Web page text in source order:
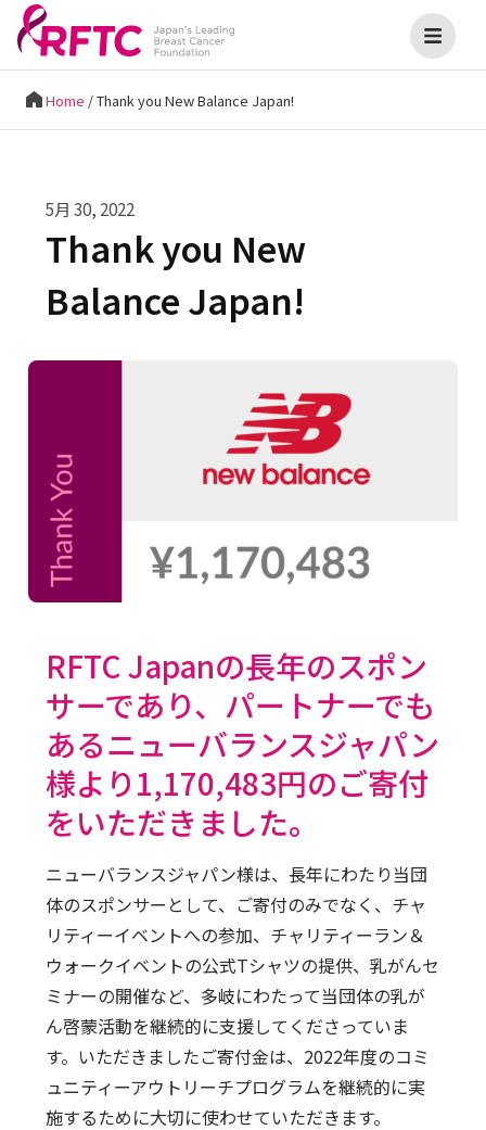
Home /Thank you New Balance Japan!
5月 30, 2022
Thank you New
Balance Japan!
RFTC Japanの長年のスポン
サーであり、パートナーでも
あるニューバランスジャパン
様より1,170,483円のご寄付
をいただきました。
ニューバランスジャパン様は、長年にわたり当団
体のスポンサーとして、ご寄付のみでなく、チャ
リティーイベントへの参加、チャリティーラン＆
ウォークイベントの公式Tシャツの提供、乳がんセ
ミナーの開催など、多岐にわたって当団体の乳が
ん啓蒙活動を継続的に支援してくださっていま
す。いただきましたご寄付金は、2022年度のコミ
ュニティーアウトリーチプログラムを継続的に実
施するために大切に使わせていただきます。